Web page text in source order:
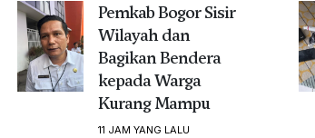
Pemkab Bogor Sisir
Wilayah dan
Bagikan Bendera
kepada Warga
Kurang Mampu
11 JAM YANG LALU